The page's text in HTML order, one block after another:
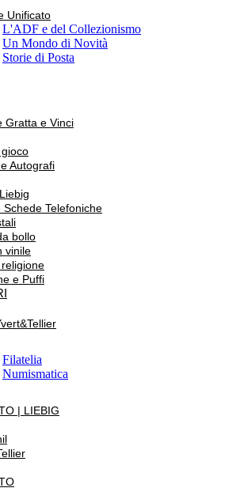
Unificato
L'ADF e del Collezionismo
Un Mondo di Novità
Storie di Posta
Gratta e Vinci
Autografi
Schede Telefoniche
bollo
vinile
e Puffi
Filatelia
Numismatica
| LIEBIG